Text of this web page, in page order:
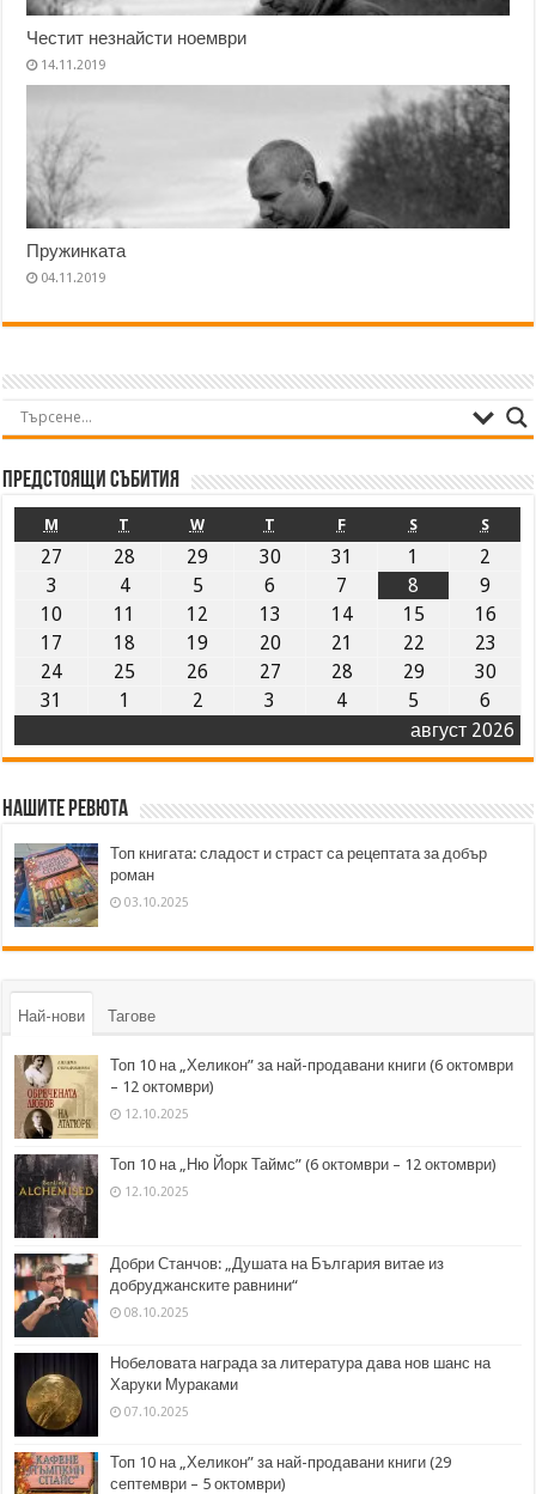
Честит незнайсти ноември
14.11.2019
Пружинката
04.11.2019
Предстоящи събития
август 2026
M T W T F S S
27 28 29 30 31 1
2
3
4 5 6 7 8
9
10
11 12 13 14 15
16
17
18 19 20 21 22
23
24
25 26 27 28 29
30
31
1 2 3 4 5 6
Нашите ревюта
Топ книгата: сладост и страст са рецептата за добър
роман
03.10.2025
Най-нови Тагове
Топ 10 на „Хеликон” за най-продавани книги (6 октомври
– 12 октомври)
12.10.2025
Топ 10 на „Ню Йорк Таймс” (6 октомври – 12 октомври)
12.10.2025
Добри Станчов: „Душата на България витае из
добруджанските равнини“
08.10.2025
Нобеловата награда за литература дава нов шанс на
Харуки Мураками
07.10.2025
Топ 10 на „Хеликон” за най-продавани книги (29
септември – 5 октомври)